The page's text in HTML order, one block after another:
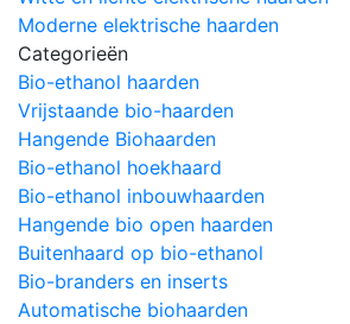
Moderne elektrische haarden
Categorieën
Bio-ethanol haarden
Vrijstaande bio-haarden
Hangende Biohaarden
Bio-ethanol hoekhaard
Bio-ethanol inbouwhaarden
Hangende bio open haarden
Buitenhaard op bio-ethanol
Bio-branders en inserts
Automatische biohaarden